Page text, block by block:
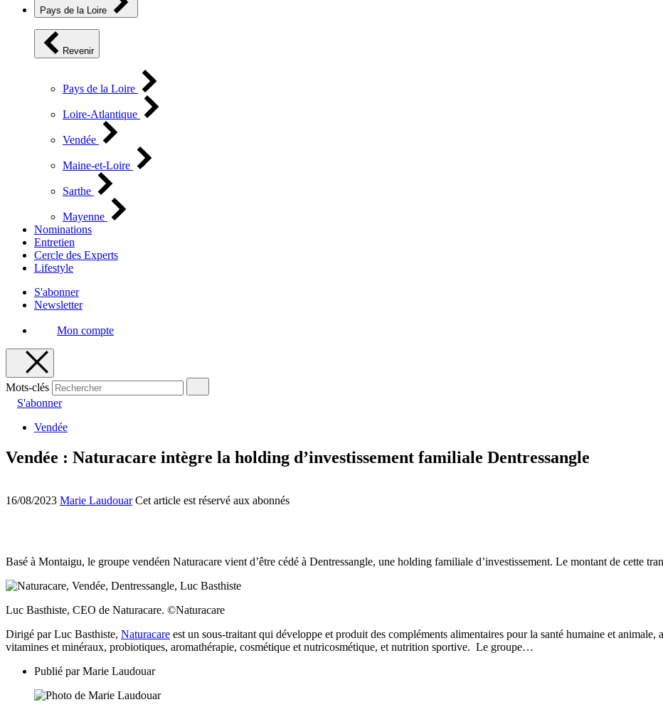
Pays de la Loire
Revenir
Pays de la Loire
Loire-Atlantique
Vendée
Maine-et-Loire
Sarthe
Mayenne
Nominations
Entretien
Cercle des Experts
Lifestyle
S'abonner
Newsletter
Mon compte
Mots-clés
S'abonner
Vendée
Vendée : Naturacare intègre la holding d’investissement familiale Dentressangle
16/08/2023 Marie Laudouar Cet article est réservé aux abonnés
Basé à Montaigu, le groupe vendéen Naturacare vient d’être cédé à Dentressangle, une holding familiale d’investissement. Le montant de cette
Luc Basthiste, CEO de Naturacare. ©Naturacare
Dirigé par Luc Basthiste, Naturacare est un sous-traitant qui développe et produit des compléments alimentaires pour la santé humaine et
vitamines et minéraux, probiotiques, aromathérapie, cosmétique et nutricosmétique, et nutrition sportive. Le groupe…
Publié parMarie Laudouar